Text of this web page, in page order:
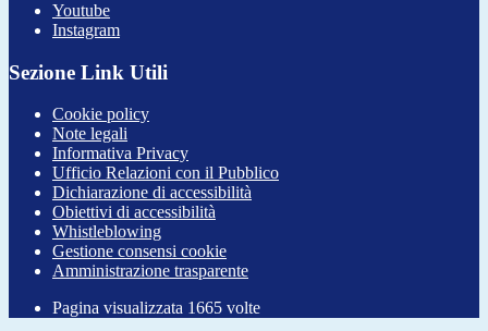
Youtube
Instagram
Sezione Link Utili
Cookie policy
Note legali
Informativa Privacy
Ufficio Relazioni con il Pubblico
Dichiarazione di accessibilità
Obiettivi di accessibilità
Whistleblowing
Gestione consensi cookie
Amministrazione trasparente
Pagina visualizzata 1665 volte